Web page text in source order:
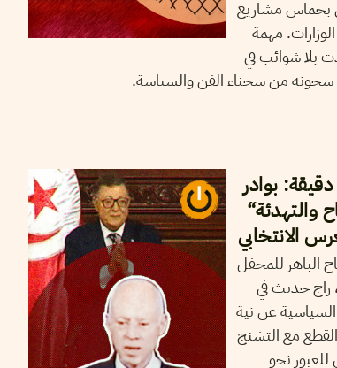
بحماس مشاريع
مهمة
بلا شوائب في
سجونه من سجناء الفن والسياسة.
دقيقة: بوادر
والتهدئة“
الانتخابي
الباهر للمحفل
راج حديث في
عن نية
مع التشنج
للعبور نحو